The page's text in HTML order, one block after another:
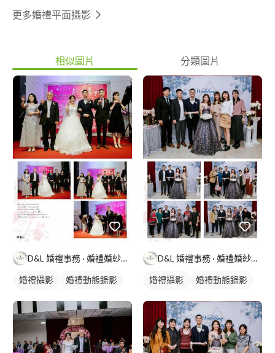
更多婚禮平面攝影
相似圖片 分類圖片
D&L 婚禮事務 · 婚禮婚紗攝影
婚禮攝影
婚禮動態錄影
D&L 婚禮事務 · 婚禮婚紗攝影
婚禮攝影
婚禮動態錄影